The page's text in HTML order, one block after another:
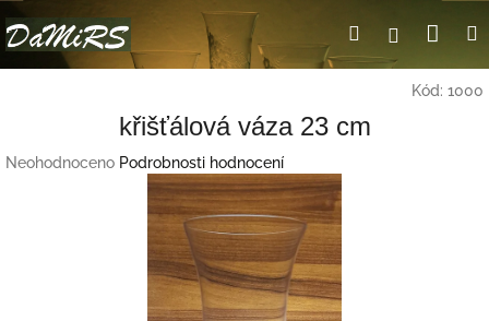
na
obsah
HledatPřihlášení
Kód: 1000
křišťálová váza 23 cm
Průměrné
Neohodnoceno Podrobnosti hodnocení